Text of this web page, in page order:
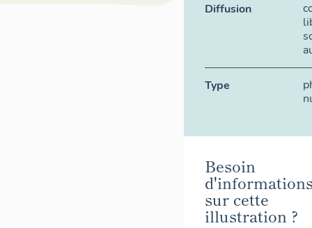
Diffusion
Type
Besoin
sur cette
illustration ?